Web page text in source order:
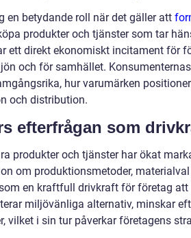
en betydande roll när det gäller att
produkter och tjänster som tar
ett direkt ekonomiskt incitament för
och för samhället.
hur varumärken
och distribution.
efterfrågan som
produkter och tjänster har ökat
om produktionsmetoder,
en kraftfull drivkraft för företag att
miljövänliga alternativ, minskar
vilket i sin tur påverkar företagens